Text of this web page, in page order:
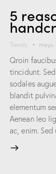
5
Trends mayo
Qroin
tincidunt.
sodales
blandit
elementum
Aenean leo
ac, enim.